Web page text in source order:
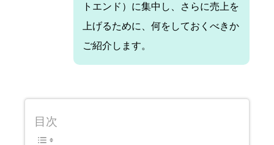
トエンド）に集中し、さらに売上を
上げるために、何をしておくべきか
ご紹介します。
目次